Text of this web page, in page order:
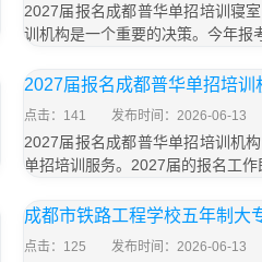
2027届报名成都普华单招培训寝
训机构是一个重要的决策。今年报
2027届报名成都普华单招培训
点击：141 发布时间：2026-06-13
2027届报名成都普华单招培训机
单招培训服务。2027届的报名工
成都市铁路工程学校五年制大
点击：125 发布时间：2026-06-13